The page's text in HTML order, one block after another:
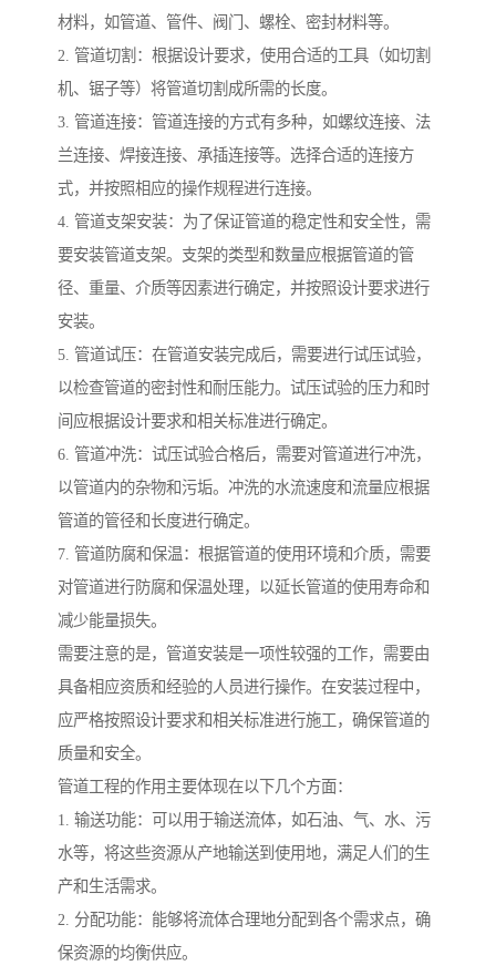
材料，如管道、管件、阀门、螺栓、密封材料等。
2. 管道切割：根据设计要求，使用合适的工具（如切割
机、锯子等）将管道切割成所需的长度。
3. 管道连接：管道连接的方式有多种，如螺纹连接、法
兰连接、焊接连接、承插连接等。选择合适的连接方
式，并按照相应的操作规程进行连接。
4. 管道支架安装：为了保证管道的稳定性和安全性，需
要安装管道支架。支架的类型和数量应根据管道的管
径、重量、介质等因素进行确定，并按照设计要求进行
安装。
5. 管道试压：在管道安装完成后，需要进行试压试验，
以检查管道的密封性和耐压能力。试压试验的压力和时
间应根据设计要求和相关标准进行确定。
6. 管道冲洗：试压试验合格后，需要对管道进行冲洗，
以管道内的杂物和污垢。冲洗的水流速度和流量应根据
管道的管径和长度进行确定。
7. 管道防腐和保温：根据管道的使用环境和介质，需要
对管道进行防腐和保温处理，以延长管道的使用寿命和
减少能量损失。
需要注意的是，管道安装是一项性较强的工作，需要由
具备相应资质和经验的人员进行操作。在安装过程中，
应严格按照设计要求和相关标准进行施工，确保管道的
质量和安全。
管道工程的作用主要体现在以下几个方面：
1. 输送功能：可以用于输送流体，如石油、气、水、污
水等，将这些资源从产地输送到使用地，满足人们的生
产和生活需求。
2. 分配功能：能够将流体合理地分配到各个需求点，确
保资源的均衡供应。